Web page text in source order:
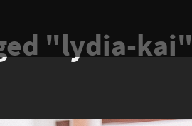
"lydia-kai"